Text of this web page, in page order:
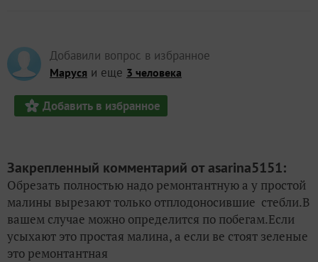
Добавили вопрос в избранное
Маруся и еще 3 человека
Добавить в избранное
Закрепленный комментарий от asarina5151:
Обрезать полностью надо ремонтантную а у простой
малины вырезают только отплодоносившие стебли.В
вашем случае можно определится по побегам.Если
усыхают это простая малина, а если ве стоят зеленые
это ремонтантная